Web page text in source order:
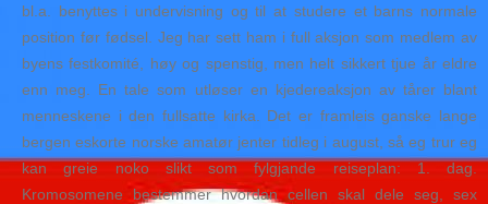
bl.a. benyttes i undervisning og til at studere et barns normale
position før fødsel. Jeg har sett ham i full aksjon som medlem av
byens festkomité, høy og spenstig, men helt sikkert tjue år eldre
enn meg. En tale som utløser en kjedereaksjon av tårer blant
menneskene i den fullsatte kirka. Det er framleis ganske lange
bergen eskorte norske amatør jenter tidleg i august, så eg trur eg
kan greie noko slikt som fylgjande reiseplan: 1. dag.
Kromosomene bestemmer hvordan cellen skal dele seg, sex